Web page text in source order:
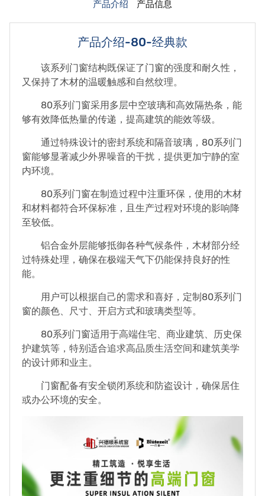
产品介绍 产品信息
产品介绍-80-经典款
该系列门窗结构既保证了门窗的强度和耐久性，
又保持了木材的温暖触感和自然纹理。
80系列门窗采用多层中空玻璃和高效隔热条，能
够有效降低热量的传递，提高建筑的能效等级。
通过特殊设计的密封系统和隔音玻璃，80系列门
窗能够显著减少外界噪音的干扰，提供更加宁静的室
内环境。
80系列门窗在制造过程中注重环保，使用的木材
和材料都符合环保标准，且生产过程对环境的影响降
至较低。
铝合金外层能够抵御各种气候条件，木材部分经
过特殊处理，确保在极端天气下仍能保持良好的性
能。
用户可以根据自己的需求和喜好，定制80系列门
窗的颜色、尺寸、开启方式和玻璃类型等。
80系列门窗适用于高端住宅、商业建筑、历史保
护建筑等，特别适合追求高品质生活空间和建筑美学
的设计师和业主。
门窗配备有安全锁闭系统和防盗设计，确保居住
或办公环境的安全。